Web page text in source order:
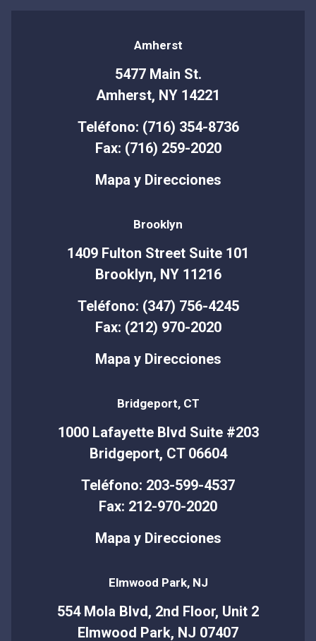
Amherst
5477 Main St.
Amherst, NY 14221
Teléfono: (716) 354-8736
Fax: (716) 259-2020
Mapa y Direcciones
Brooklyn
1409 Fulton Street Suite 101
Brooklyn, NY 11216
Teléfono: (347) 756-4245
Fax: (212) 970-2020
Mapa y Direcciones
Bridgeport, CT
1000 Lafayette Blvd Suite #203
Bridgeport, CT 06604
Teléfono: 203-599-4537
Fax: 212-970-2020
Mapa y Direcciones
Elmwood Park, NJ
554 Mola Blvd, 2nd Floor, Unit 2
Elmwood Park, NJ 07407